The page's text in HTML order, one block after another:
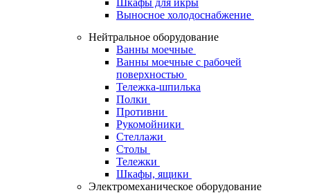
Шкафы для икры
Выносное холодоснабжение
Нейтральное оборудование
Ванны моечные
Ванны моечные с рабочей
поверхностью
Тележка-шпилька
Полки
Противни
Рукомойники
Стеллажи
Столы
Тележки
Шкафы, ящики
Электромеханическое оборудование